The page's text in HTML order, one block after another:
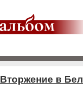
Вторжение в